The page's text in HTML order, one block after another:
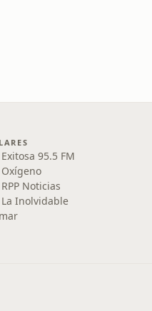
95.5 FM
Noticias
La Inolvidable